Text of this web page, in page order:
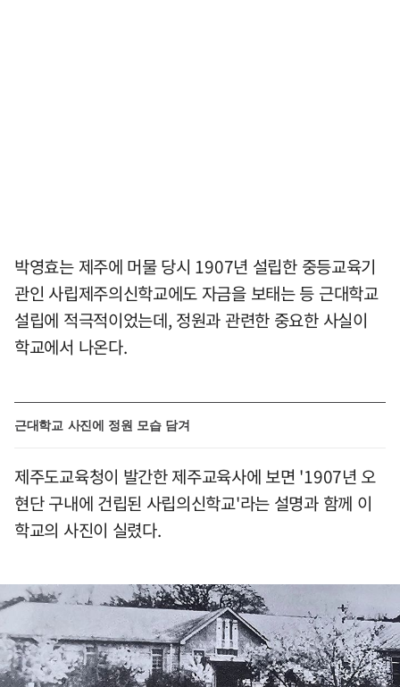
박영효는 제주에 머물 당시 1907년 설립한 중등교육기
관인 사립제주의신학교에도 자금을 보태는 등 근대학교
설립에 적극적이었는데, 정원과 관련한 중요한 사실이
학교에서 나온다.
근대학교 사진에 정원 모습 담겨
제주도교육청이 발간한 제주교육사에 보면 '1907년 오
현단 구내에 건립된 사립의신학교'라는 설명과 함께 이
학교의 사진이 실렸다.